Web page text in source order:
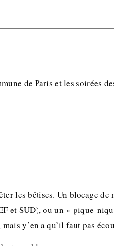
de Paris et les soirées
les bêtises. Un blocage de
et SUD), ou un « pique-
y’en a qu’il faut pas